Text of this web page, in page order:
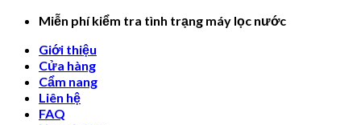
Skip
content
Miễn phí kiểm tra tình trạng máy lọc nước
Giới thiệu
Cửa hàng
Cẩm nang
Liên hệ
FAQ